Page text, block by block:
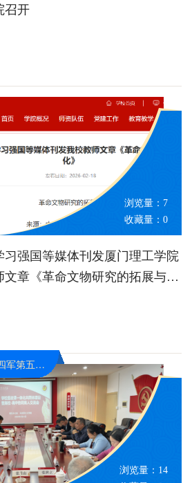
召开
浏览量： 7
收藏量： 0
习强国等媒体刊发厦门理工学院
章《革命文物研究的拓展与深
随州市曾都区九口堰新四军第五师革命旧址纪念馆
浏览量： 14